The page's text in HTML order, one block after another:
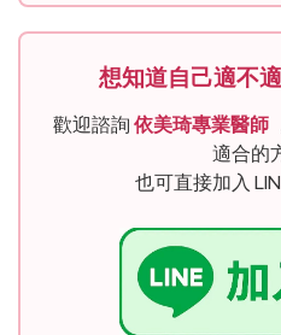
想知道自己適不
歡迎諮詢 依美琦專業醫師
適合的
也可直接加入